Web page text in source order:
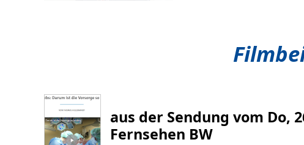
aus der Sendung vom Do,
Fernsehen BW